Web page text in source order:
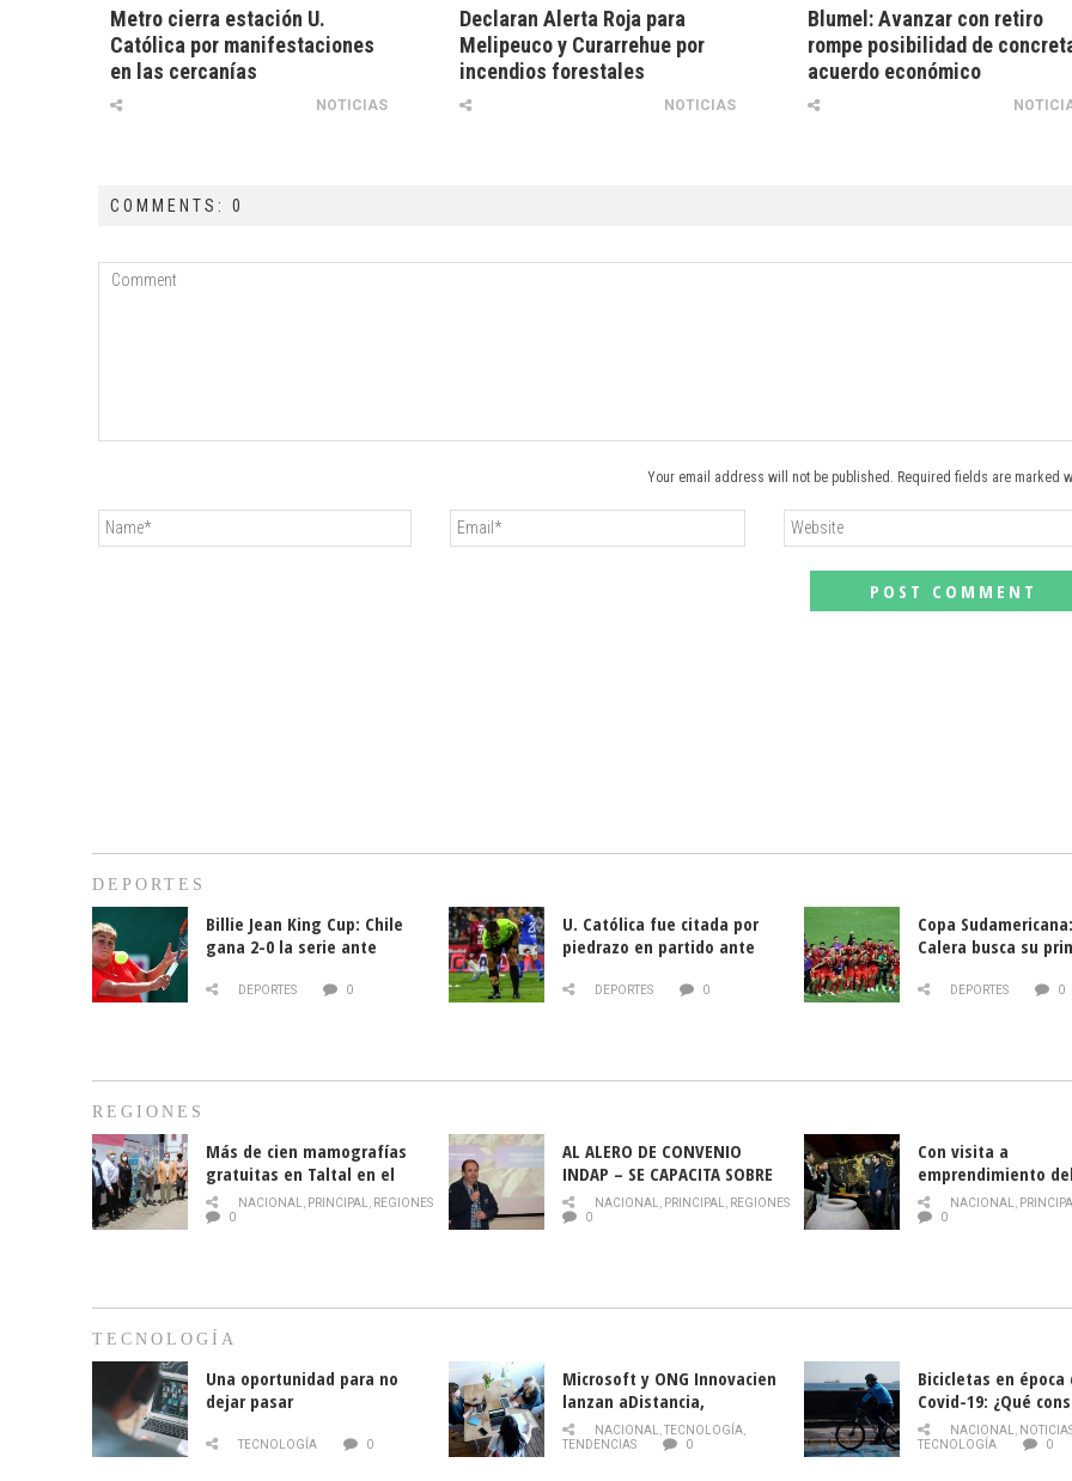
Metro cierra estación U.
Católica por manifestaciones
en las cercanías
NOTICIAS
Declaran Alerta Roja para
Melipeuco y Curarrehue por
incendios forestales
NOTICIAS
Blumel: Avanzar con retiro
rompe posibilidad de
acuerdo económico
COMMENTS: 0
Your email address will not be published. Required fields are marked
DEPORTES
Billie Jean King Cup: Chile
gana 2-0 la serie ante
DEPORTES 0
U. Católica fue citada por
piedrazo en partido ante
DEPORTES 0
Copa
Calera busca su
DEPORTES 0
REGIONES
Más de cien mamografías
gratuitas en Taltal en el
mes de la prevención del
cáncer de mama
NACIONAL, PRINCIPAL, REGIONES
0
AL ALERO DE CONVENIO
INDAP – SE CAPACITA SOBRE
PLAGA DROSOPHILA SUZUKII
NACIONAL, PRINCIPAL, REGIONES
0
Con visita a
emprendimiento
y llamado al
historia campesina
NACIONAL,
0
TECNOLOGÍA
Una oportunidad para no
dejar pasar
TECNOLOGÍA 0
Microsoft y ONG Innovacien
lanzan aDistancia,
plataforma con cursos
gratuitos online sobre
NACIONAL,TECNOLOGÍA,
TENDENCIAS
0
Bicicletas en época
Covid-19: ¿Qué
momento de
NACIONAL,
TECNOLOGÍA
0